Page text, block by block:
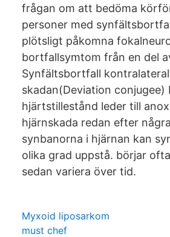
frågan om att bedöma
personer med
plötsligt påkomna
bortfallsymtom från en del
Synfältsbortfall
skadan(Deviation conjugee)
hjärtstillestånd leder till
hjärnskada redan efter
synbanorna i hjärnan kan
olika grad uppstå. börjar
sedan variera över tid.
Myxoid liposarkom
must chef